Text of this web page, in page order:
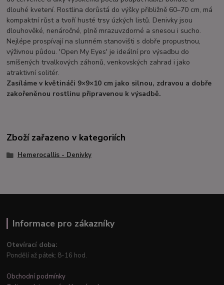
dlouhé kvetení. Rostlina dorůstá do výšky přibližně 60–70 cm, má
kompaktní růst a tvoří husté trsy úzkých listů. Denivky jsou
dlouhověké, nenáročné, plně mrazuvzdorné a snesou i sucho.
Nejlépe prospívají na slunném stanovišti s dobře propustnou,
výživnou půdou. 'Open My Eyes' je ideální pro výsadbu do
smíšených trvalkových záhonů, venkovských zahrad i jako
atraktivní solitér.
Zasíláme v květináči 9×9×10 cm jako silnou, zdravou a dobře
zakořeněnou rostlinu připravenou k výsadbě.
Zboží zařazeno v kategoriích
Hemerocallis - Denivky
Informace pro zákazníky
Otevírací doba:
Pondělí až pátek: 8-16 hod.
Obchodní podmínky